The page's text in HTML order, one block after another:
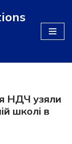
НДЧ узяли
школі в